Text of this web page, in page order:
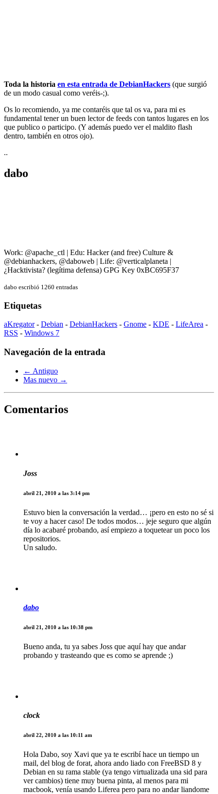
Toda la historia en esta entrada de DebianHackers (que surgió
de un modo casual como veréis-;).
Os lo recomiendo, ya me contaréis que tal os va, para mi es
fundamental tener un buen lector de feeds con tantos lugares en los
que publico o participo. (Y además puedo ver el maldito flash
dentro, también en otros ojo).
..
dabo
Work: @apache_ctl | Edu: Hacker (and free) Culture &
@debianhackers, @daboweb | Life: @verticalplaneta |
¿Hacktivista? (legítima defensa) GPG Key 0xBC695F37
dabo escribió 1260 entradas
Etiquetas
aKregator- Debian - DebianHackers - Gnome - KDE - LifeArea -
RSS - Windows 7
Navegación de la entrada
← Antiguo
Mas nuevo →
Comentarios
Joss
abril 21, 2010 a las 3:14 pm
Estuvo bien la conversación la verdad… ¡pero en esto no sé si
te voy a hacer caso! De todos modos… jeje seguro que algún
día lo acabaré probando, así empiezo a toquetear un poco los
repositorios.
Un saludo.
dabo
abril 21, 2010 a las 10:38 pm
Bueno anda, tu ya sabes Joss que aquí hay que andar
probando y trasteando que es como se aprende ;)
clock
abril 22, 2010 a las 10:11 am
Hola Dabo, soy Xavi que ya te escribí hace un tiempo un
mail, del blog de forat, ahora ando liado con FreeBSD 8 y
Debian en su rama stable (ya tengo virtualizada una sid para
ver cambios) tiene muy buena pinta, al menos para mi
macbook, venía usando Liferea pero para no andar liandome